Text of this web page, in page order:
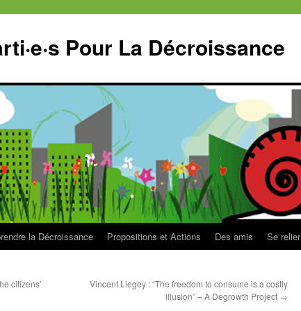
Pour La Décroissance
la Décroissance Propositions et Actions Des amis Se relier
citizens’
Vincent Liegey : “The freedom to consume is a costly
illusion” – A Degrowth Project →